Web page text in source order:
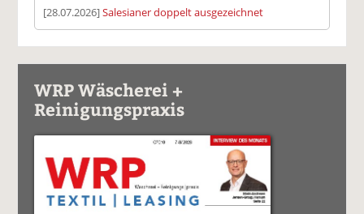
[28.07.2026]Salesianer doppelt ausgezeichnet
WRP Wäscherei +
Reinigungspraxis